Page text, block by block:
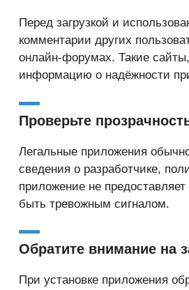
Перед загрузкой и
комментарии других
онлайн-форумах. Такие
информацию о надёжности
Проверьте
Легальные приложения
сведения о разработчике,
приложение не
быть тревожным сигналом.
Обратите внимание на
При установке приложения